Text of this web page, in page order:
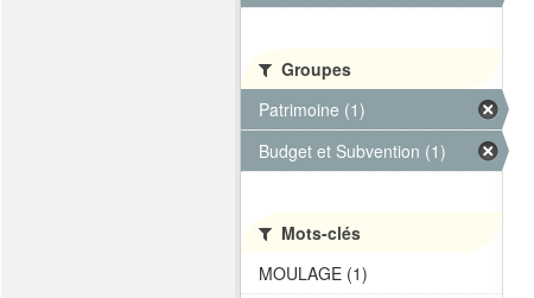
Groupes
Patrimoine (1)
Budget et Subvention (1)
Mots-clés
MOULAGE (1)